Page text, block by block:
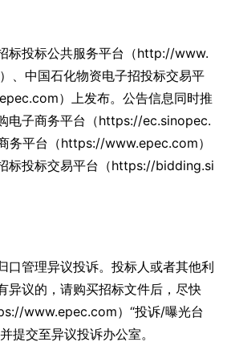
标投标公共服务平台（http://www.
、中国石化物资电子招投标交易平
）上发布。公告信息同时推
电子商务平台（https://ec.sinopec.
务平台（https://www.epec.com）
标投标交易平台（https://bidding.si
口管理异议投诉。投标人或者其他利
异议的，请购买招标文件后，尽快
www.epec.com）“投诉/曝光台
提交至异议投诉办公室。